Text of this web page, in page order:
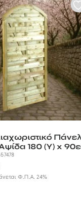
Πάνελ
180 (Υ) x
Φ.Π.Α. 24%